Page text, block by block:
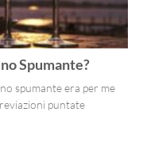
Spumante?
spumante era per me
puntate